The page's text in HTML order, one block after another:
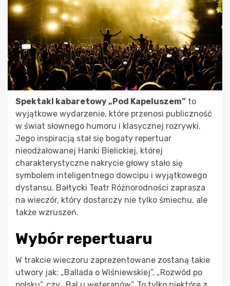
Spektakl kabaretowy „Pod Kapeluszem” to
wyjątkowe wydarzenie, które przenosi publiczność
w świat słownego humoru i klasycznej rozrywki.
Jego inspiracją stał się bogaty repertuar
nieodżałowanej Hanki Bielickiej, której
charakterystyczne nakrycie głowy stało się
symbolem inteligentnego dowcipu i wyjątkowego
dystansu. Bałtycki Teatr Różnorodności zaprasza
na wieczór, który dostarczy nie tylko śmiechu, ale
także wzruszeń.
Wybór repertuaru
W trakcie wieczoru zaprezentowane zostaną takie
utwory jak: „Ballada o Wiśniewskiej”, „Rozwód po